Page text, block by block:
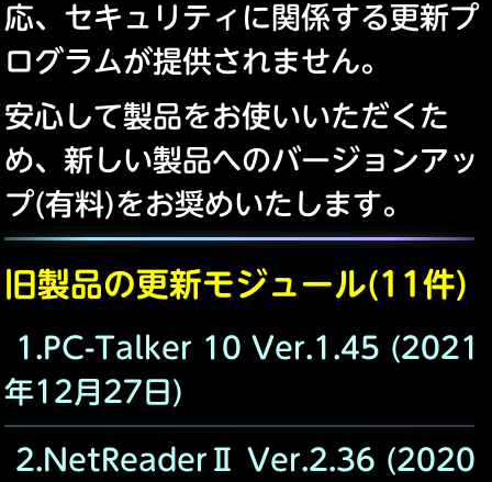
応、セキュリティに関係する更新プ
ログラムが提供されません。
安心して製品をお使いいただくた
め、新しい製品へのバージョンアッ
プ(有料)をお奨めいたします。
旧製品の更新モジュール(11件)
1.PC-Talker 10 Ver.1.45 (2021
年12月27日)
2.NetReaderⅡ Ver.2.36 (2020